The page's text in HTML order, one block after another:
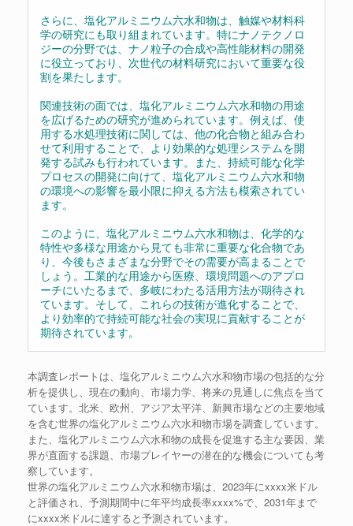
さらに、塩化アルミニウム六水和物は、触媒や材料科
学の研究にも取り組まれています。特にナノテクノロ
ジーの分野では、ナノ粒子の合成や高性能材料の開発
に役立っており、次世代の材料研究において重要な役
割を果たします。
関連技術の面では、塩化アルミニウム六水和物の用途
を広げるための研究が進められています。例えば、使
用する水処理技術に関しては、他の化合物と組み合わ
せて利用することで、より効果的な処理システムを開
発する試みも行われています。また、持続可能な化学
プロセスの開発に向けて、塩化アルミニウム六水和物
の環境への影響を最小限に抑える方法も模索されてい
ます。
このように、塩化アルミニウム六水和物は、化学的な
特性や多様な用途から見ても非常に重要な化合物であ
り、今後もさまざまな分野でその需要が高まることで
しょう。工業的な用途から医療、環境問題へのアプロ
ーチにいたるまで、多岐にわたる活用方法が期待され
ています。そして、これらの技術が進化することで、
より効率的で持続可能な社会の実現に貢献することが
期待されています。
本調査レポートは、塩化アルミニウム六水和物市場の包括的な分
析を提供し、現在の動向、市場力学、将来の見通しに焦点を当て
ています。北米、欧州、アジア太平洋、新興市場などの主要地域
を含む世界の塩化アルミニウム六水和物市場を調査しています。
また、塩化アルミニウム六水和物の成長を促進する主な要因、業
界が直面する課題、市場プレイヤーの潜在的な機会についても考
察しています。
世界の塩化アルミニウム六水和物市場は、2023年にxxxx米ドル
と評価され、予測期間中に年平均成長率xxxx%で、2031年まで
にxxxx米ドルに達すると予測されています。